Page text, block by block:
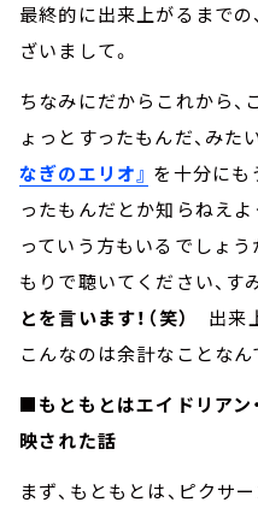
最終的に出来上がるまで
ざいまして。
ちなみにだからこれから、
ょっとすったもんだ、みた
なぎのエリオ』 を十分にも
ったもんだとか知らねえよ
っていう方もいるでしょ
もりで聴いてください、す
とを言います！（笑）
出来
こんなのは余計なことなん
■もともとはエイドリアン
映された話
まず、もともとは、ピクサ